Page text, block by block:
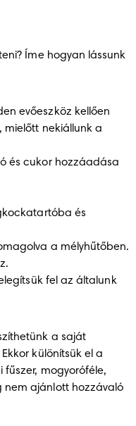
Íme hogyan lássunk
evőeszköz kellően
mielőtt nekiállunk a
és cukor hozzáadása
és
a mélyhűtőben.
fel az általunk
a saját
különítsük el a
mogyoróféle,
nem ajánlott hozzávaló